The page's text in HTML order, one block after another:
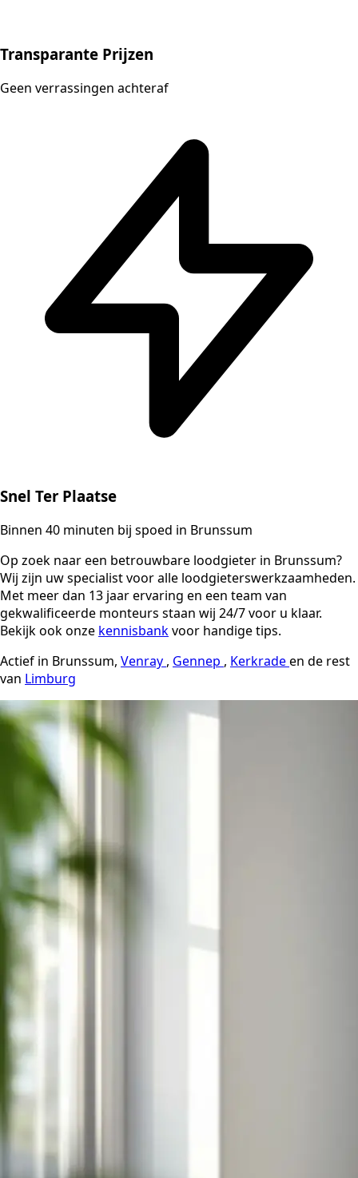
Transparante Prijzen
Geen verrassingen achteraf
Snel Ter Plaatse
Binnen 40 minuten bij spoed in Brunssum
Op zoek naar een betrouwbare loodgieter in Brunssum?
Wij zijn uw specialist voor alle loodgieterswerkzaamheden.
Met meer dan 13 jaar ervaring en een team van
gekwalificeerde monteurs staan wij 24/7 voor u klaar.
Bekijk ook onze kennisbankvoor handige tips.
Actief in Brunssum, Venray , Gennep , Kerkradeen de rest
van Limburg